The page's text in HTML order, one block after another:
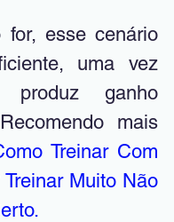
for, esse cenário
uma vez
ganho
mais
Treinar Com
Muito Não
.